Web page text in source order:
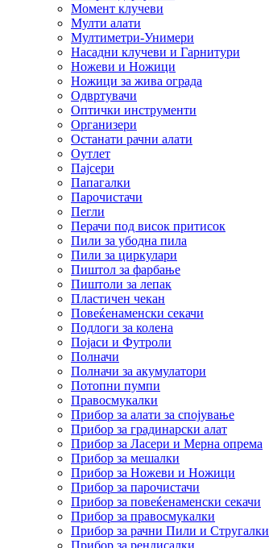
Момент клучеви
Мулти алати
Мултиметри-Унимери
Насадни клучеви и Гарнитури
Ножеви и Ножици
Ножици за жива ограда
Одвртувачи
Оптички инструменти
Организери
Останати рачни алати
Оутлет
Пајсери
Папагалки
Парочистачи
Пегли
Перачи под висок притисок
Пили за убодна пила
Пили за циркулари
Пиштол за фарбање
Пиштоли за лепак
Пластичен чекан
Повеќенаменски секачи
Подлоги за колена
Појаси и Футроли
Полначи
Полначи за акумулатори
Потопни пумпи
Правосмукалки
Прибор за алати за спојување
Прибор за градинарски алат
Прибор за Ласери и Мерна опрема
Прибор за мешалки
Прибор за Ножеви и Ножици
Прибор за парочистачи
Прибор за повеќенаменски секачи
Прибор за правосмукалки
Прибор за рачни Пили и Стругалки
Прибор за рендисалки